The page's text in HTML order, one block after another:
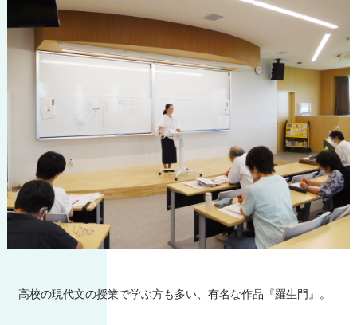
高校の現代文の授業で学ぶ方も多い、有名な作品『羅生門』。